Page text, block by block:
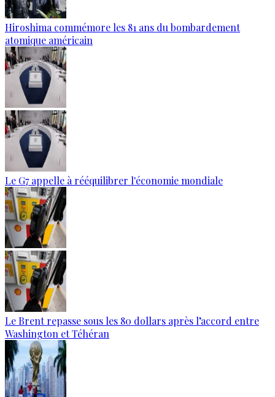
Hiroshima commémore les 81 ans du bombardement
atomique américain
Le G7 appelle à rééquilibrer l'économie mondiale
Le Brent repasse sous les 80 dollars après l’accord entre
Washington et Téhéran